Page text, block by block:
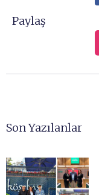
Paylaş
Son Yazılanlar